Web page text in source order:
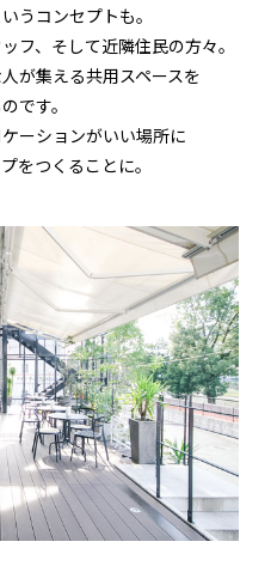
うコンセプトも。
フ、そして近隣住民の方々。
が集える共用スペースを
です。
ーションがいい場所に
をつくることに。